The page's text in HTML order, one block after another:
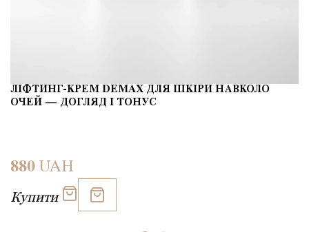
ЛІФТИНГ-КРЕМ DEMAX ДЛЯ ШКІРИ НАВКОЛО
ОЧЕЙ — ДОГЛЯД І ТОНУС
880 UAH
Купити